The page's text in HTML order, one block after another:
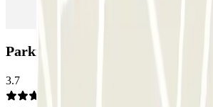
Parking APK2 Melià Loreto: Avis
3.7